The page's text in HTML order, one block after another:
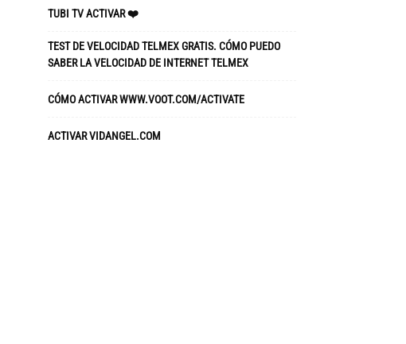
TUBI TV ACTIVAR ❤️
TEST DE VELOCIDAD TELMEX GRATIS. CÓMO PUEDO
SABER LA VELOCIDAD DE INTERNET TELMEX
CÓMO ACTIVAR WWW.VOOT.COM/ACTIVATE
ACTIVAR VIDANGEL.COM